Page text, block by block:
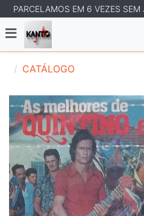
PARCELAMOS EM 6 VEZES
CATÁLOGO